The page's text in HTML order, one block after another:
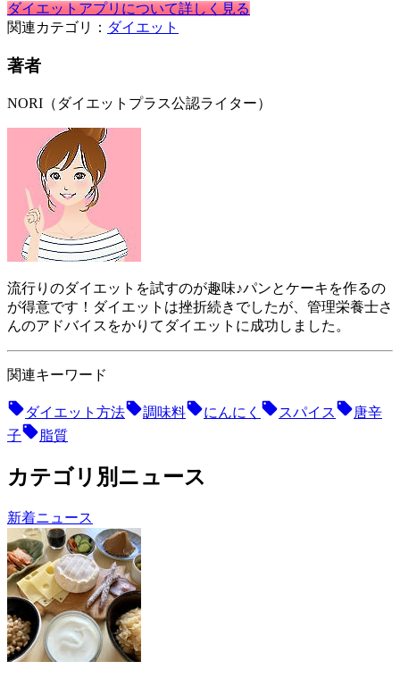
ダイエットアプリについて詳しく見る
関連カテゴリ： ダイエット
著者
NORI（ダイエットプラス公認ライター）
流行りのダイエットを試すのが趣味♪パンとケーキを作るの
が得意です！ダイエットは挫折続きでしたが、管理栄養士さ
んのアドバイスをかりてダイエットに成功しました。
関連キーワード
ダイエット方法 調味料 にんにく スパイス
唐辛
子
脂質
カテゴリ別ニュース
新着ニュース